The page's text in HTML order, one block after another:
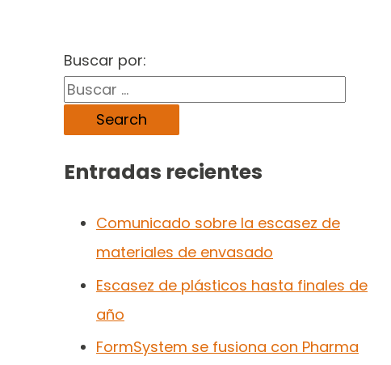
Buscar por:
Entradas recientes
Comunicado sobre la escasez de
materiales de envasado
Escasez de plásticos hasta finales de
año
FormSystem se fusiona con Pharma